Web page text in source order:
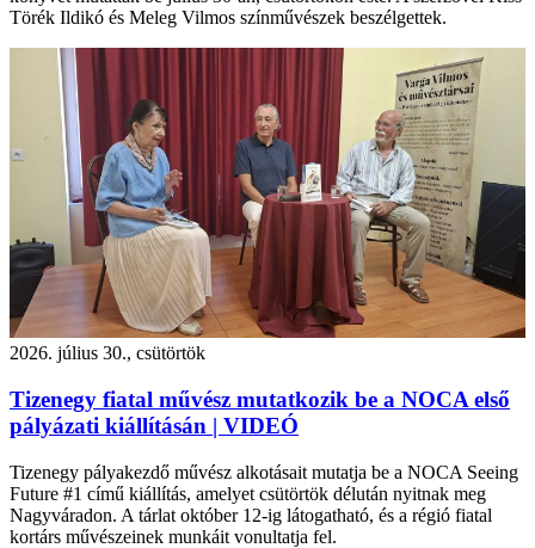
Törék Ildikó és Meleg Vilmos színművészek beszélgettek.
2026. július 30., csütörtök
Tizenegy fiatal művész mutatkozik be a NOCA első
pályázati kiállításán | VIDEÓ
Tizenegy pályakezdő művész alkotásait mutatja be a NOCA Seeing
Future #1 című kiállítás, amelyet csütörtök délután nyitnak meg
Nagyváradon. A tárlat október 12-ig látogatható, és a régió fiatal
kortárs művészeinek munkáit vonultatja fel.